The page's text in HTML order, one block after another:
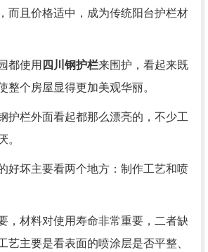
而且价格适中，成为传统阳台护栏材
都使用 四川钢护栏来围护，看起来既
整个房屋显得更加美观华丽。
护栏外面看起都那么漂亮的，不少工
。
好坏主要看两个地方：制作工艺和喷
，材料对使用寿命非常重要，二者缺
艺主要是看表面的喷涂层是否平整、